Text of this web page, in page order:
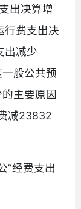
出决算增
行费支出决
出减少
般公共预
主要原因
减23832
”经费支出